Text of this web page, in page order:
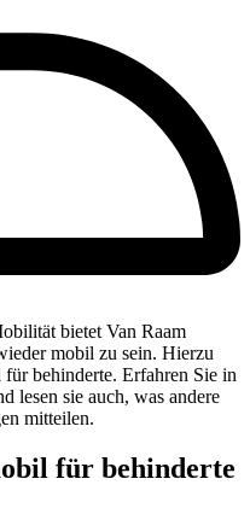
bietet Van Raam
mobil zu sein. Hierzu
behinderte. Erfahren Sie in
lesen sie auch, was andere
mitteilen.
für behinderte